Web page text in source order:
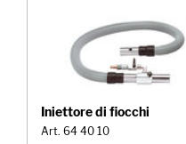
Iniettore di fiocchi
Art. 64 40 10